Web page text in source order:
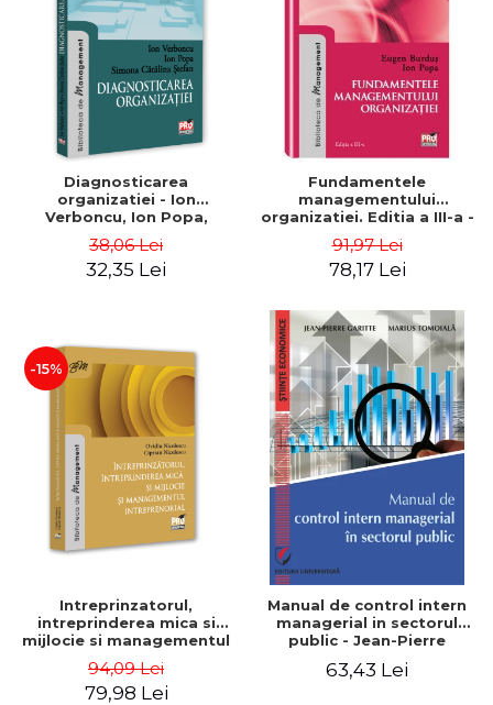
Diagnosticarea
organizatiei - Ion
Verboncu, Ion Popa,
38,06 Lei
32,35 Lei
Fundamentele
managementului
organizatiei. Editia a III-a -
91,97 Lei
78,17 Lei
-15%
Intreprinzatorul,
intreprinderea mica si
mijlocie si managementul
Nicolescu, Ciprian
Nicolescu
94,09 Lei
79,98 Lei
Manual de control intern
managerial in sectorul
public - Jean-Pierre
63,43 Lei